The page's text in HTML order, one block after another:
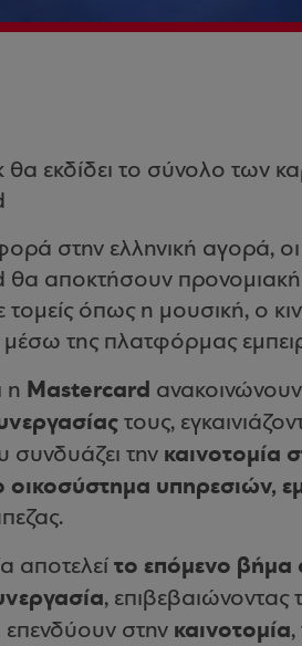
εκδίδει το σύνολο των
στην ελληνική αγορά,
αποκτήσουν
τομείς όπως η μουσική, ο
της πλατφόρμας
η Mastercard
τους,
συνδυάζει την καινοτομία
υπηρεσιών,
αποτελεί το επόμενο βήμα
, επιβεβαιώνοντας
στην καινοτομία,